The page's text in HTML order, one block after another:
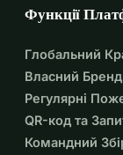
Функції
Глобальний
Власний
Регулярні
QR-код та
Командний